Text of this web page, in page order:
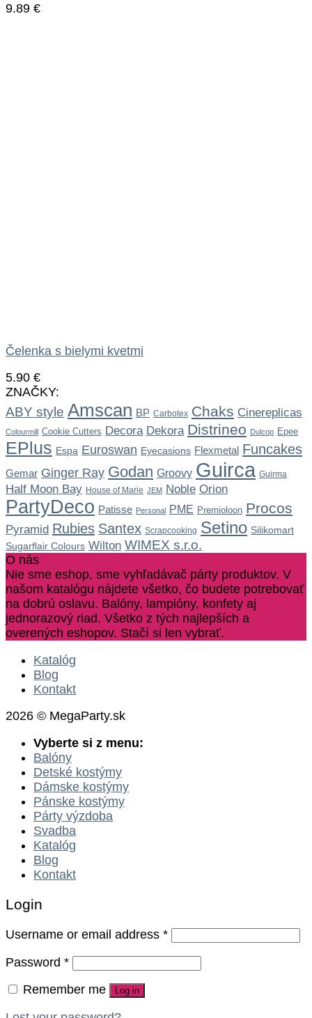
9.89 €
Čelenka s bielymi kvetmi
5.90 €
ZNAČKY:
ABY style Amscan BP Carbotex Chaks Cinereplicas
Colourmill Cookie Cutters Decora Dekora Distrineo Dulcop Epee
EPlus Espa Euroswan Eyecasions Flexmetal Funcakes
Gemar Ginger Ray Godan Groovy Guirca Guirma
Half Moon Bay House of Marie JEM Noble Orion
PartyDeco Patisse Personal PME Premioloon Procos
Pyramid Rubies Santex Scrapcooking Setino Silikomart
Sugarflair Colours Wilton WIMEX s.r.o.
O nás
Nie sme eshop, sme vyhľadávač párty produktov. V
našom katalógu nájdete všetko, čo budete potrebovať
na dobrú oslavu. Balóny, lampióny, konfety aj
jednorazový riad. Všetko z tých najlepších a
overených eshopov. Stačí si len vybrať.
Katalóg
Blog
Kontakt
2026 © MegaParty.sk
Vyberte si z menu:
Balóny
Detské kostýmy
Dámske kostýmy
Pánske kostýmy
Párty výzdoba
Svadba
Katalóg
Blog
Kontakt
Login
Username or email address *
Password *
Remember me
Log in